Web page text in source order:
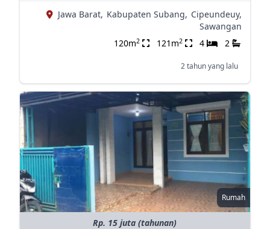
Jawa Barat, Kabupaten Subang, Cipeundeuy,
Sawangan
120m2 121m2 4 2
2 tahun yang lalu
Rumah
Rp. 15 juta (tahunan)